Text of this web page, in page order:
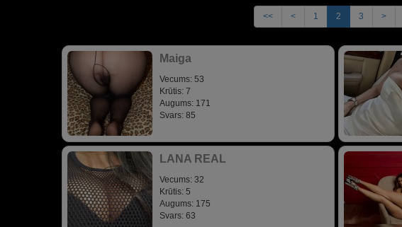
<< < 1 2 3 >
Maiga
Vecums: 53
Krūtis: 7
Augums: 171
Svars: 85
LANA REAL
Vecums: 32
Krūtis: 5
Augums: 175
Svars: 63